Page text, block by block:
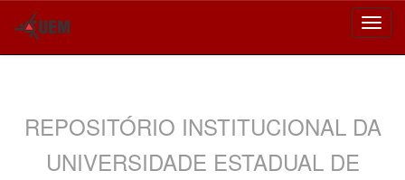
REPOSITÓRIO INSTITUCIONAL DA
UNIVERSIDADE ESTADUAL DE